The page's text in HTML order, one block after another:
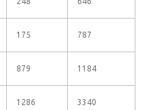
175 787
879 1184
1286 3340